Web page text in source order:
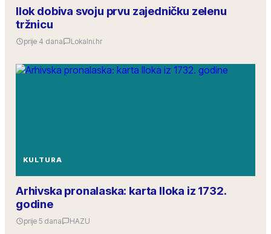
Ilok dobiva svoju prvu zajedničku zelenu
tržnicu
prije 4 dana Lokalni.hr
KULTURA
Arhivska pronalaska: karta Iloka iz 1732.
godine
prije 5 dana HAZU